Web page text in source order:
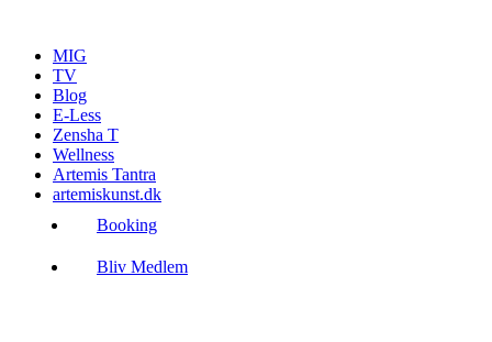
indholdMIG
TV
Blog
E-Less
Zensha T
Wellness
Artemis Tantra
artemiskunst.dk
Booking
Bliv Medlem